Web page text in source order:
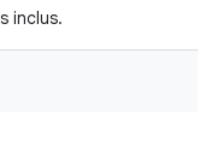
inclus.